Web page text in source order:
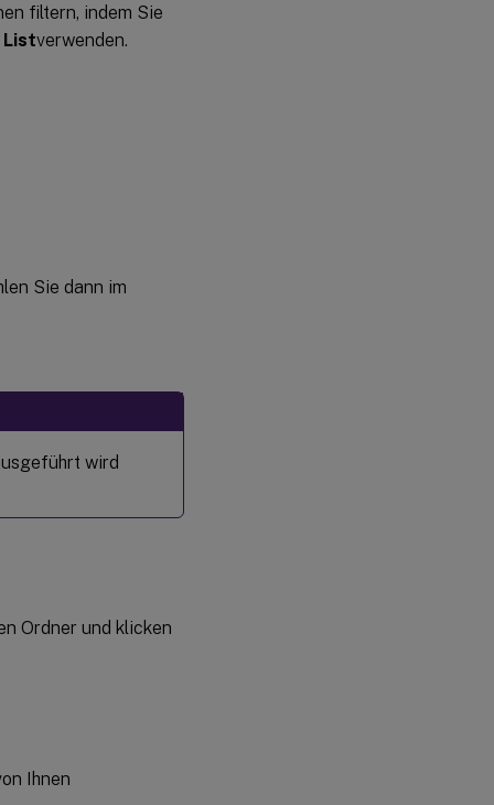
filtern, indem Sie
Listverwenden.
Sie dann im
wird
Ordner und klicken
Ihnen